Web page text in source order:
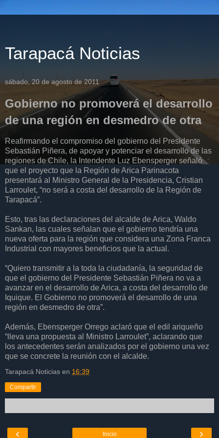
Tarapacá Noticias
sábado, 20 de agosto de 2011
Gobierno no promoverá el desarrollo
de una región en desmedro de otra
Reafirmando el compromiso del gobierno del Presidente
Sebastián Piñera, de apoyar y potenciar el desarrollo de las
regiones de Chile, la Intendente Luz Ebensperger señaló
que el proyecto que la Región de Arica Parinacota
presentará al Ministro General de la Presidencia, Cristian
Larroulet, “no será a costa del desarrollo de la Región de
Tarapacá”.
Esto, tras las declaraciones del alcalde de Arica, Waldo
Sankan, las cuales señalan que el gobierno tendría una
nueva oferta para la región que considera una Zona Franca
Industrial con mayores beneficios que la actual.
“Quiero transmitir a la toda la ciudadanía, la seguridad de
que el gobierno del Presidente Sebastián Piñera no va a
avanzar en el desarrollo de Arica, a costa del desarrollo de
Iquique. El Gobierno no promoverá el desarrollo de una
región en desmedro de otra”.
Además, Ebensperger Orrego aclaró que el edil ariqueño
“lleva una propuesta al Ministro Larroulet”, aclarando que
los antecedentes serán analizados por el gobierno una vez
que se concrete la reunión con el alcalde.
Tarapacá Noticias en 16:39
Compartir
‹ ›
Inicio